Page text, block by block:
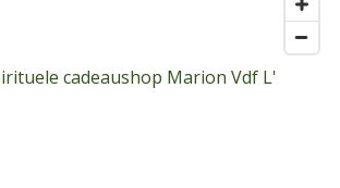
cadeaushop Marion Vdf L'